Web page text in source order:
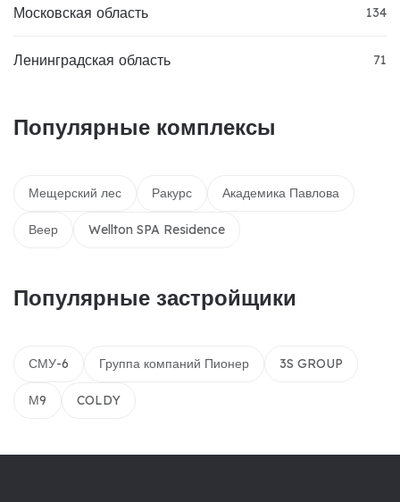
Московская область 134
Ленинградская область 71
Популярные комплексы
Мещерский лес Ракурс Академика Павлова
Веер Wellton SPA Residence
Популярные застройщики
СМУ-6 Группа компаний Пионер 3S GROUP
М9 COLDY